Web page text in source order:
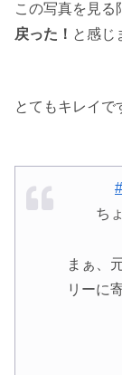
この写真を見る
戻った！ と感じ
とてもキレイで
ち
まぁ、
リーに